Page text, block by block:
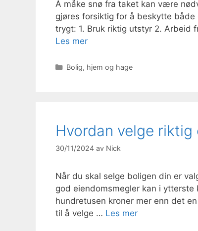
Å måke snø fra taket kan være
gjøres forsiktig for å beskytte
trygt: 1. Bruk riktig utstyr 2. Arbeid
Les mer
Kategorier
Bolig, hjem og hage
Hvordan velge
30/11/2024 av Nick
Når du skal selge boligen din er
god eiendomsmegler kan i
hundretusen kroner mer enn det
til å velge … Les mer